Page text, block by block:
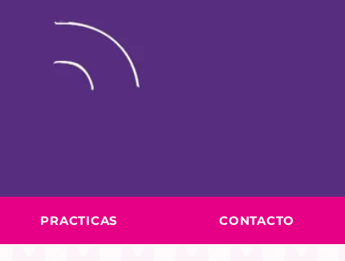
PRACTICAS CONTACTO